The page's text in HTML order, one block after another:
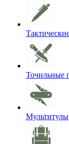
Точильные
Мультитулы